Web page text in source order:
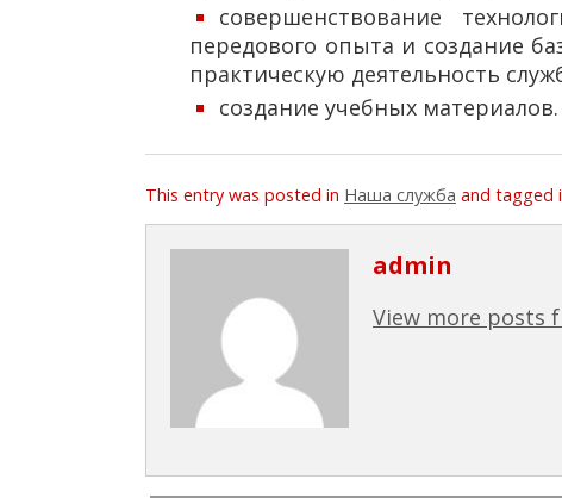
совершенствование
передового опыта и создание
практическую деятельность
создание учебных материалов.
This entry was posted in Наша служба and tagged
admin
View more posts